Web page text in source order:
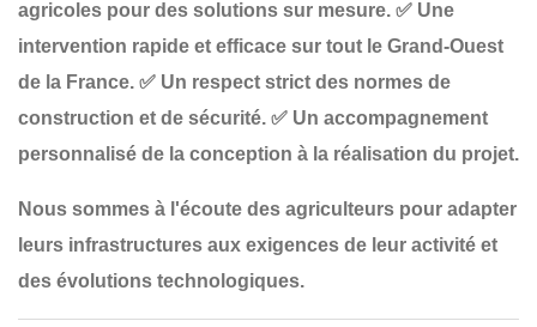
agricoles pour des solutions sur mesure. ✅ Une
intervention rapide et efficace sur tout le Grand-Ouest
de la France. ✅ Un respect strict des normes de
construction et de sécurité. ✅ Un accompagnement
personnalisé de la conception à la réalisation du projet.
Nous sommes à l'écoute des agriculteurs pour adapter
leurs infrastructures aux exigences de leur activité et
des évolutions technologiques.